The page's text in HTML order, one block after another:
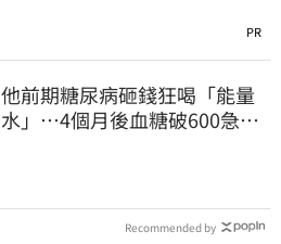
PR
他前期糖尿病砸錢狂喝「能量
水」⋯4個月後血糖破600急
Recommended by